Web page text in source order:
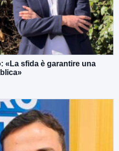
«La sfida è garantire una